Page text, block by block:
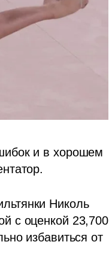
и в хорошем
Николь
с оценкой 23,700
избавиться от